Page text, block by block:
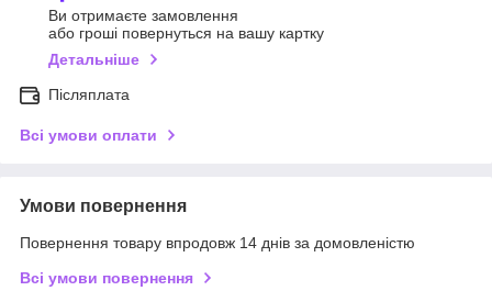
Ви отримаєте замовлення
або гроші повернуться на вашу картку
Детальніше
Післяплата
Всі умови оплати
Умови повернення
Повернення товару впродовж 14 днів за домовленістю
Всі умови повернення